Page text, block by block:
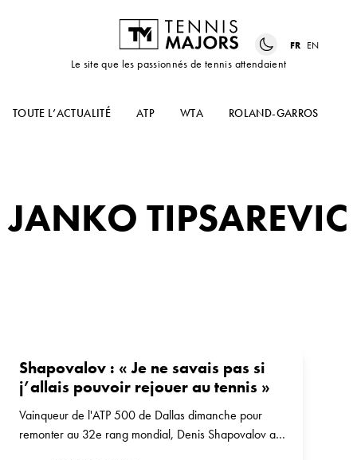
Le site que les passionnés de tennis attendaient
FR EN
TOUTE L’ACTUALITÉ ATP WTA ROLAND-GARROS
JANKO TIPSAREVIC
Shapovalov : « Je ne savais pas si
j’allais pouvoir rejouer au tennis »
Vainqueur de l'ATP 500 de Dallas dimanche pour
remonter au 32e rang mondial, Denis Shapovalov a